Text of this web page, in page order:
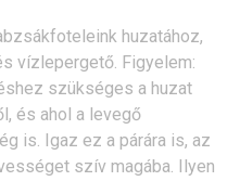
huzatához,
vízlepergető. Figyelem:
szükséges a huzat
és ahol a levegő
is. Igaz ez a párára is, az
szív magába. Ilyen